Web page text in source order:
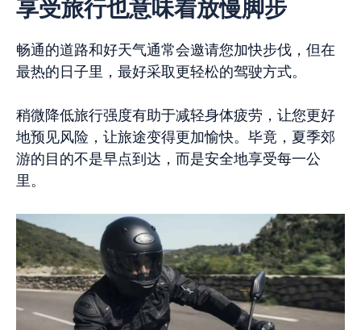
享受旅行也意味着放慢脚步
畅通的道路和好天气通常会邀请您加快步伐，但在
最热的日子里，最好采取更轻松的驾驶方式。
稍微降低旅行强度有助于减轻身体疲劳，让您更好
地预见风险，让旅途变得更加愉快。毕竟，夏季郊
游的目的不是早点到达，而是安全地享受每一公
里。